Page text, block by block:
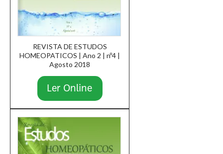
REVISTA DE ESTUDOS
HOMEOPATICOS | Ano 2 | nº4 |
Agosto 2018
Ler Online